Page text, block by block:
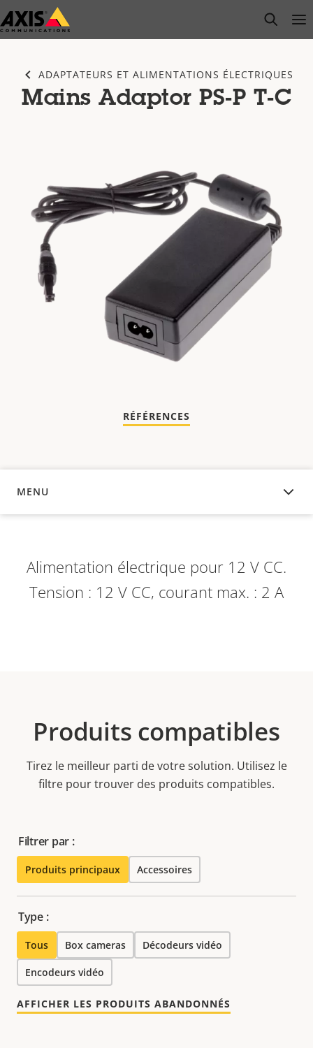
Passer
au
open
ADAPTATEURS ET ALIMENTATIONS ÉLECTRIQUES
Mains Adaptor PS-P T-C
RÉFÉRENCES
MENU
APERÇU
Alimentation électrique pour 12 V CC.
Tension : 12 V CC, courant max. : 2 A
Produits compatibles
Tirez le meilleur parti de votre solution. Utilisez le
filtre pour trouver des produits compatibles.
Filtrer par :
Produits principaux Accessoires
Type :
Tous Box cameras Décodeurs vidéo
Encodeurs vidéo
AFFICHER LES PRODUITS ABANDONNÉS